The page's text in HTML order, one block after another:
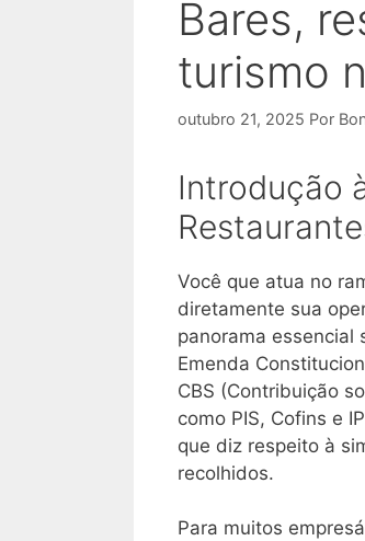
Bares,
turismo
outubro 21, 2025 Por
Introdução
Você que atua no
diretamente sua
panorama essencial
Emenda
CBS (Contribuição
como PIS, Cofins e
que diz respeito à
recolhidos.
Para muitos